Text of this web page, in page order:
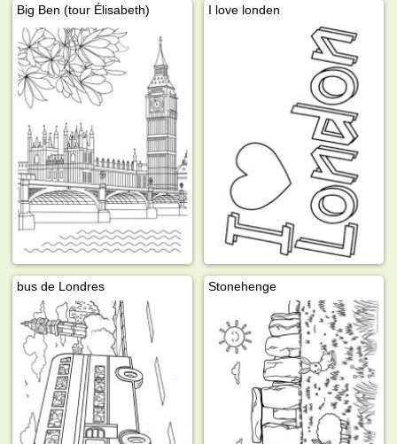
Big Ben (tour Élisabeth) I love londen
bus de Londres Stonehenge